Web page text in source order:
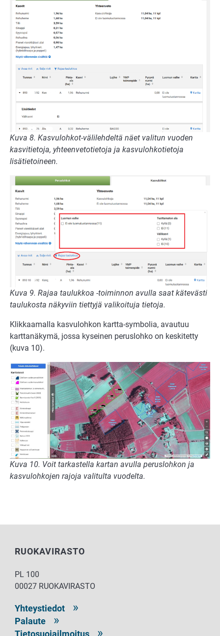
Kuva 8. Kasvulohkot-välilehdeltä näet valitun vuoden
kasvitietoja, yhteenvetotietoja ja kasvulohkotietoja
lisätietoineen.
Kuva 9. Rajaa taulukkoa -toiminnon avulla saat kätevästi
taulukosta näkyviin tiettyjä valikoituja tietoja.
Klikkaamalla kasvulohkon kartta-symbolia, avautuu
karttanäkymä, jossa kyseinen peruslohko on keskitetty
(kuva 10).
Kuva 10. Voit tarkastella kartan avulla peruslohkon ja
kasvulohkojen rajoja valitulta vuodelta.
RUOKAVIRASTO
PL 100
00027 RUOKAVIRASTO
Yhteystiedot
Palaute
Tietosuojailmoitus